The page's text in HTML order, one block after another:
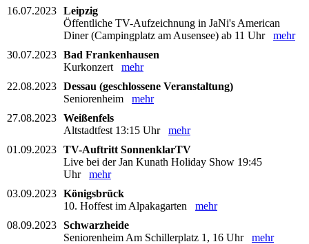
16.07.2023 Leipzig
Öffentliche TV-Aufzeichnung in JaNi's American
Diner (Campingplatz am Ausensee) ab 11 Uhr mehr
30.07.2023 Bad Frankenhausen
Kurkonzert mehr
22.08.2023 Dessau (geschlossene Veranstaltung)
Seniorenheim mehr
27.08.2023 Weißenfels
Altstadtfest 13:15 Uhr mehr
01.09.2023 TV-Auftritt SonnenklarTV
Live bei der Jan Kunath Holiday Show 19:45
Uhr mehr
03.09.2023 Königsbrück
10. Hoffest im Alpakagarten mehr
08.09.2023 Schwarzheide
Seniorenheim Am Schillerplatz 1, 16 Uhr mehr